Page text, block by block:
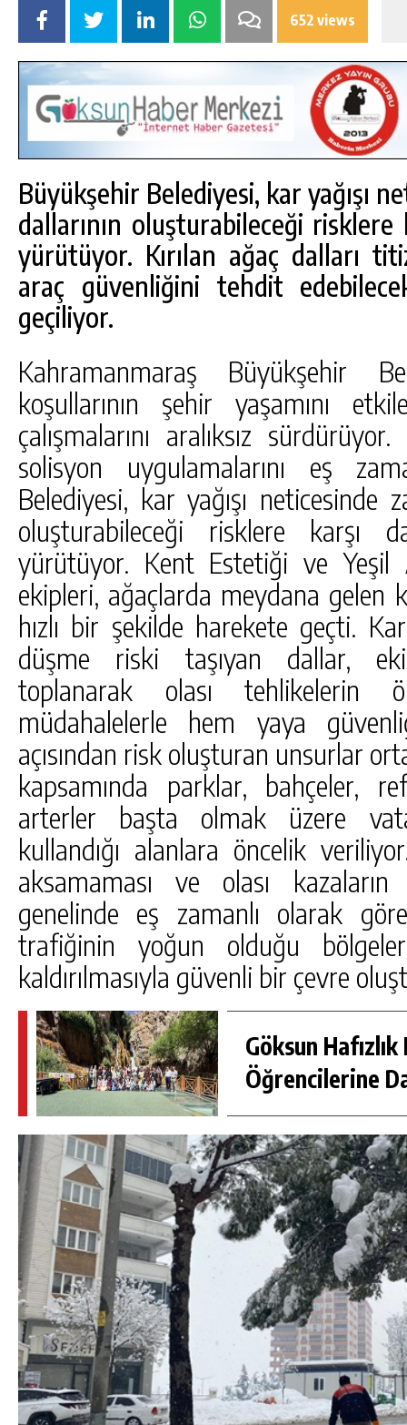
652 views
Büyükşehir Belediyesi, kar yağışı
dallarının oluşturabileceği risklere
yürütüyor. Kırılan ağaç dalları
araç güvenliğini tehdit
geçiliyor.
Kahramanmaraş Büyükşehir
koşullarının şehir yaşamını
çalışmalarını aralıksız
solisyon uygulamalarını eş
Belediyesi, kar yağışı neticesinde
oluşturabileceği risklere karşı
yürütüyor. Kent Estetiği ve Yeşil
ekipleri, ağaçlarda meydana gelen
hızlı bir şekilde harekete geçti.
düşme riski taşıyan dallar,
toplanarak olası tehlikelerin
müdahalelerle hem yaya
açısından risk oluşturan unsurlar
kapsamında parklar, bahçeler,
arterler başta olmak üzere
kullandığı alanlara öncelik
aksamaması ve olası
genelinde eş zamanlı olarak
trafiğinin yoğun olduğu
kaldırılmasıyla güvenli bir çevre
Göksun Hafızlık
Öğrencilerine
GÜNLÜK HABER AKIŞI
GÖKSUN HAFIZLIK KIZ KUR’AN KURSU
ÖĞRENCILERINE DARENDE GEZISI.